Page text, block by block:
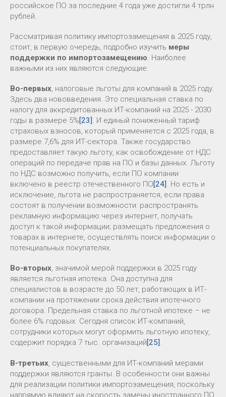
российское ПО за последние 4 года уже достигли 4 трлн
рублей.
Рассматривая политику импортозамещения в 2025 году,
стоит, в первую очередь, подробно изучить меры
поддержки по импортозамещению. Наиболее
важными из них являются следующие:
Во-первых, налоговые льготы для компаний в 2025 году.
Здесь два нововведения. Это специальная ставка по
налогу для аккредитованных ИТ-компаний на 2025 - 2030
годы в размере 5%[23]. И единый пониженный тариф
страховых взносов, который применяется с 2025 года, в
размере 7,6% для ИТ-сектора. Также государство
предоставляет такую льготу, как освобождение от НДС
операций по передаче прав на ПО и базы данных. Льготу
по НДС возможно получить, если ПО компании
включено в реестр отечественного ПО[24]. Но есть и
исключение, льгота не распространяется, если права
состоят в получении возможности: распространять
рекламную информацию через интернет, получать
доступ к такой информации; размещать предложения о
товарах в интернете, осуществлять поиск информации о
потенциальных покупателях.
Во-вторых, значимой мерой поддержки в 2025 году
является льготная ипотека. Она доступна для
специалистов в возрасте до 50 лет, работающих в ИТ-
компании на протяжении срока действия ипотечного
договора. Предельная ставка по льготной ипотеке – не
более 6% годовых. Сегодня список ИТ-компаний,
сотрудники которых могут оформить льготную ипотеку,
содержит порядка 7 тыс. организаций[25] .
В-третьих , существенными для ИТ-компаний мерами
поддержки являются гранты. В особенности они важны
для реализации политики импортозамещения, поскольку
напрямую влияют на скорость замены иностранного ПО